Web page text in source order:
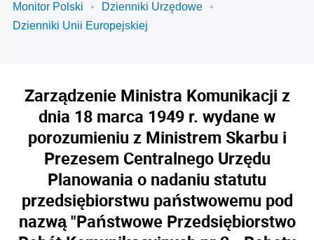
Monitor Polski
Dzienniki Urzędowe
Dzienniki Unii Europejskiej
Zarządzenie Ministra Komunikacji z
dnia 18 marca 1949 r. wydane w
porozumieniu z Ministrem Skarbu i
Prezesem Centralnego Urzędu
Planowania o nadaniu statutu
przedsiębiorstwu państwowemu pod
nazwą "Państwowe Przedsiębiorstwo